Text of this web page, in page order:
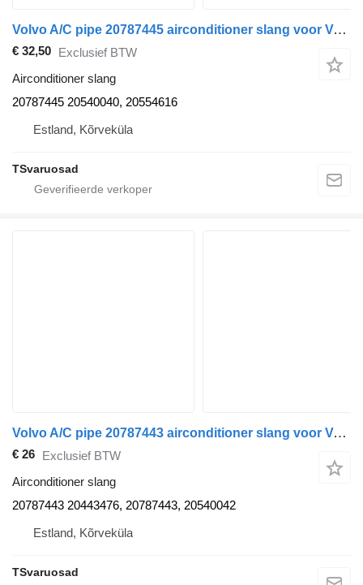
Volvo A/C pipe 20787445 airconditioner slang voor Volvo FH13 trekker
€ 32,50 Exclusief BTW
Airconditioner slang
20787445 20540040, 20554616
Estland, Kõrveküla
TSvaruosad
Volvo A/C pipe 20787443 airconditioner slang voor Volvo FH13 trekker
€ 26 Exclusief BTW
Airconditioner slang
20787443 20443476, 20787443, 20540042
Estland, Kõrveküla
TSvaruosad